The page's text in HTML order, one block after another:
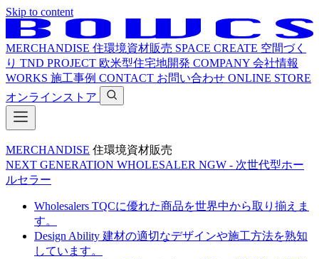
Skip to content
MERCHANDISE 住環境資材販売 SPACE CREATE 空間づく
り TND PROJECT 欧米型住宅地開発 COMPANY 会社情報
WORKS 施工事例 CONTACT お問い合わせ ONLINE STORE
オンラインストア
MERCHANDISE 住環境資材販売
NEXT GENERATION WHOLESALER NGW - 次世代型ホー
ルセラー
Wholesalers TQCに優れた商品を世界中から取り揃えま
す。
Design Ability 建材の適切なデザインや施工方法を熟知
しています。